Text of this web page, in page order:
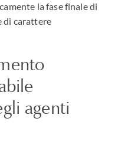
la fase finale di
di carattere
agenti